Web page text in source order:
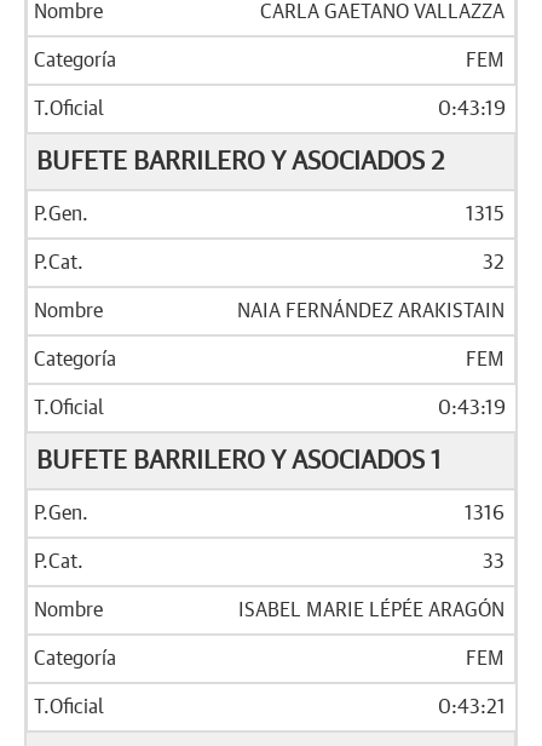
CARLA GAETANO VALLAZZA
FEM
0:43:19
BUFETE BARRILERO Y ASOCIADOS 2
1315
32
NAIA FERNÁNDEZ ARAKISTAIN
FEM
0:43:19
BUFETE BARRILERO Y ASOCIADOS 1
1316
33
ISABEL MARIE LÉPÉE ARAGÓN
FEM
0:43:21